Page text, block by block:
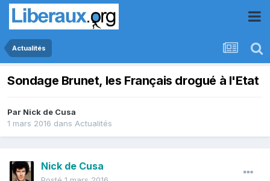
Actualités
Sondage Brunet, les Français drogué à l'Etat
Par Nick de Cusa
1 mars 2016 dans Actualités
Nick de Cusa